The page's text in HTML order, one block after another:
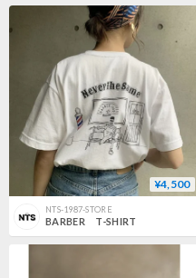
¥4,500
NTS-1987-STORE
BARBER T-SHIRT